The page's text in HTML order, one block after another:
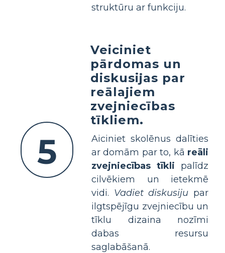
struktūru ar funkciju.
5
Veiciniet
pārdomas un
diskusijas par
reālajiem
zvejniecības
tīkliem.
Aiciniet skolēnus dalīties
ar domām par to, kā reāli
zvejniecības tīkli palīdz
cilvēkiem un ietekmē
vidi. Vadiet diskusiju par
ilgtspējīgu zvejniecību un
tīklu dizaina nozīmi
dabas resursu
saglabāšanā.